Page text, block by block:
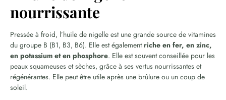
nourrissante
Pressée à froid, l’huile de nigelle est une grande source de vitamines
du groupe B (B1, B3, B6). Elle est égalementriche en fer, en zinc,
en potassium et en phosphore. Elle est souvent conseillée pour les
peaux squameuses et sèches, grâce à ses vertus nourrissantes et
régénérantes. Elle peut être utile après une brûlure ou un coup de
soleil.